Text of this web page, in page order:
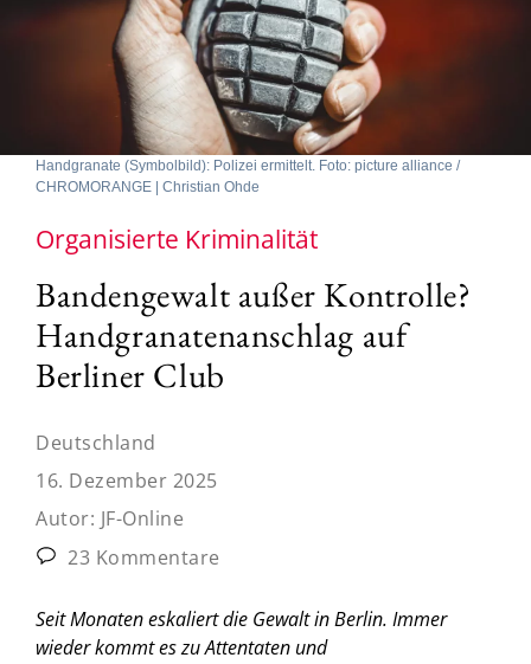
Handgranate (Symbolbild): Polizei ermittelt. Foto: picture alliance /
CHROMORANGE | Christian Ohde
Organisierte Kriminalität
Bandengewalt außer Kontrolle?
Handgranatenanschlag auf
Berliner Club
Deutschland
16. Dezember 2025
Autor: JF-Online
23 Kommentare
Seit Monaten eskaliert die Gewalt in Berlin. Immer
wieder kommt es zu Attentaten und